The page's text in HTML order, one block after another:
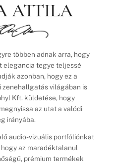
ATTILA
többen adnak arra, hogy
elegancia tegye teljessé
azonban, hogy ez a
világában is
Kft. küldetése, hogy
az utat a valódi
irányába.
audio-vizuális portfóliónkat
az maradéktalanul
prémium termékek